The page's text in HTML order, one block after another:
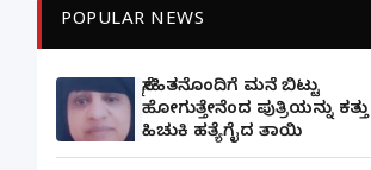
POPULAR NEWS
ಸ್ನೇಹಿತನೊಂದಿಗೆ ಮನೆ ಬಿಟ್ಟು
ಹೋಗುತ್ತೇನೆಂದ ಪುತ್ರಿಯನ್ನು ಕತ್ತು
ಹಿಚುಕಿ ಹತ್ಯೆಗೈದ ತಾಯಿ